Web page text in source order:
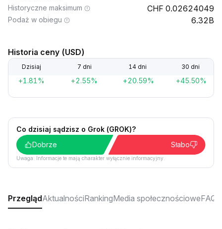
Historyczne maksimum 0.02624049
Podaż w obiegu 6.32B
Historia ceny (USD)
Dzisiaj 7 dni 14 dni 30 dni
+1.81% +2.55% +20.59% +45.50%
Co dzisiaj sądzisz o Grok (GROK)?
Dobrze
Słabo
Uwaga: Informacje te mają charakter wyłącznie informacyjny.
PrzeglądAktualnościRankingMedia społecznościoweFAQ